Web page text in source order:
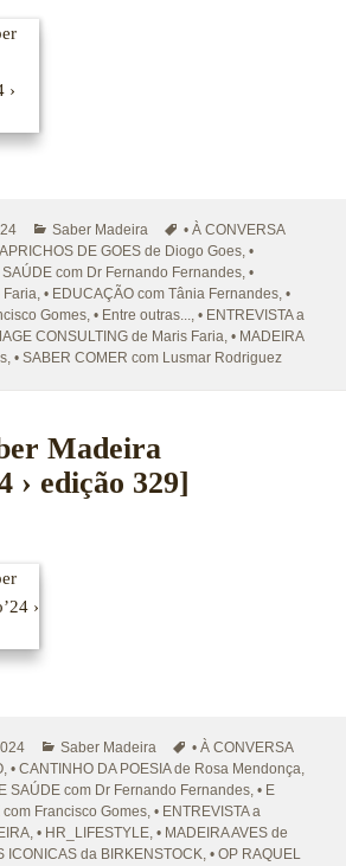
Categorias
Saber Madeira Etiquetas
• À CONVERSA
DE GOES de Diogo Goes,•
com Dr Fernando Fernandes,•
Faria,• EDUCAÇÃO com Tânia Fernandes,•
Gomes,• Entre outras...,• ENTREVISTA a
CONSULTING de Maris Faria,• MADEIRA
,• SABER COMER com Lusmar Rodriguez
Madeira
› edição 329]
Categorias
Saber Madeira Etiquetas
• À CONVERSA
,• CANTINHO DA POESIA de Rosa Mendonça
SAÚDE com Dr Fernando Fernandes ,• E
com Francisco Gomes ,• ENTREVISTA a
,• HR_LIFESTYLE ,• MADEIRA AVES de
ICONICAS da BIRKENSTOCK ,• OP RAQUEL